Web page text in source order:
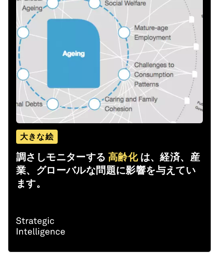
大きな絵
調さしモニターする 高齢化 は、経済、産
業、グローバルな問題に影響を与えてい
ます。